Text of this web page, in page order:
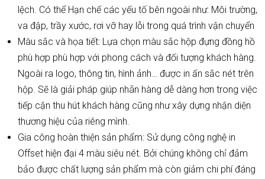
lệch. Có thể Hạn chế các yếu tố bên ngoài như: Môi trường,
va đập, trầy xước, rơi vỡ hay lỗi trong quá trình vận chuyển
Màu sắc và họa tiết: Lựa chọn màu sắc hộp đựng đồng hồ
phù hợp phù hợp với phong cách và đối tượng khách hàng.
Ngoài ra logo, thông tin, hình ảnh… được in ấn sắc nét trên
hộp. Sẽ là giải pháp giúp nhãn hàng dễ dàng hơn trong việc
tiếp cận thu hút khách hàng cũng như xây dựng nhận diện
thương hiệu của riêng mình.
Gia công hoàn thiện sản phẩm: Sử dụng công nghệ in
Offset hiện đại 4 màu siêu nét. Bởi chúng không chỉ đảm
bảo được chất lượng sản phẩm mà còn giảm chi phí đáng